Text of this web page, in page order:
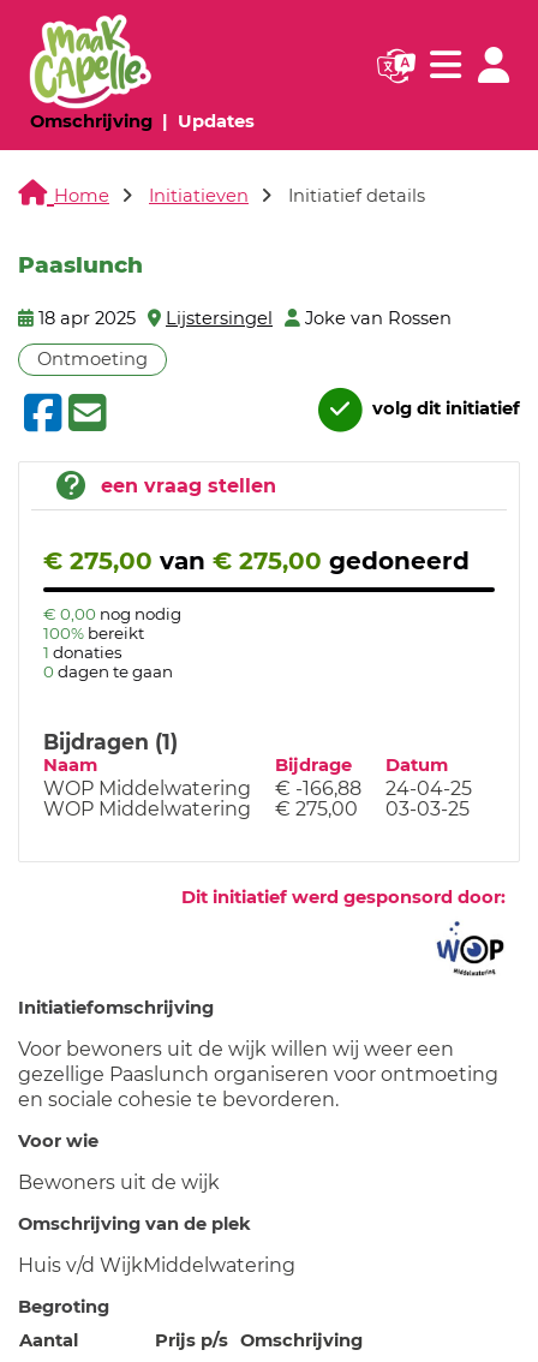
Omschrijving(huidige pagina)
Updates(huidige pagina)
Navigatie
Home Initiatieven Initiatief details
Paaslunch
18 apr 2025 Lijstersingel
Joke van Rossen
Ontmoeting
volg dit initiatief
een vraag stellen
€ 275,00 van € 275,00 gedoneerd
€ 0,00 nog nodig
100% bereikt
1 donaties
0 dagen te gaan
Bijdragen (1)
Naam Bijdrage Datum
WOP Middelwatering € -166,88
24-04-25
WOP Middelwatering
€ 275,00 03-03-25
Dit initiatief werd gesponsord door:
Initiatiefomschrijving
Voor bewoners uit de wijk willen wij weer een
gezellige Paaslunch organiseren voor ontmoeting
en sociale cohesie te bevorderen.
Voor wie
Bewoners uit de wijk
Omschrijving van de plek
Huis v/d WijkMiddelwatering
Begroting
Aantal
Prijs p/s Omschrijving